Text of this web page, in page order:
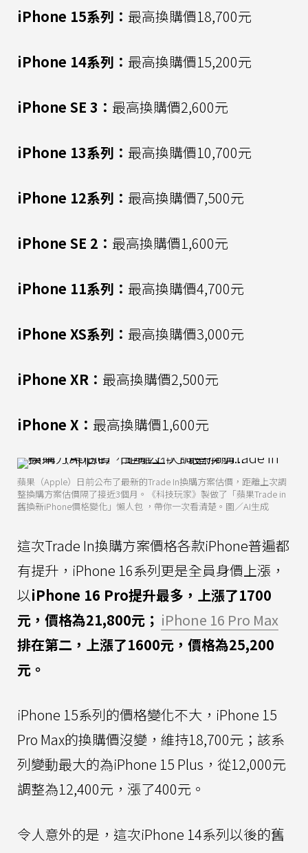
iPhone 15系列： 最高換購價18,700元
iPhone 14系列： 最高換購價15,200元
iPhone SE 3： 最高換購價2,600元
iPhone 13系列： 最高換購價10,700元
iPhone 12系列： 最高換購價7,500元
iPhone SE 2： 最高換購價1,600元
iPhone 11系列： 最高換購價4,700元
iPhone XS系列： 最高換購價3,000元
iPhone XR： 最高換購價2,500元
iPhone X： 最高換購價1,600元
蘋果（Apple）日前公布了最新的Trade In換購方案估價，距離上次調
整換購方案估價隔了接近3個月。《科技玩家》製做了「蘋果Trade in
舊換新iPhone價格變化」懶人包 ，帶你一次看清楚。圖／AI生成
這次Trade In換購方案價格各款iPhone普遍都
有提升，iPhone 16系列更是全員身價上漲，
以iPhone 16 Pro提升最多，上漲了1700
元，價格為21,800元； iPhone 16 Pro Max
排在第二，上漲了1600元，價格為25,200
元。
iPhone 15系列的價格變化不大，iPhone 15
Pro Max的換購價沒變，維持18,700元；該系
列變動最大的為iPhone 15 Plus，從12,000元
調整為12,400元，漲了400元。
令人意外的是，這次iPhone 14系列以後的舊